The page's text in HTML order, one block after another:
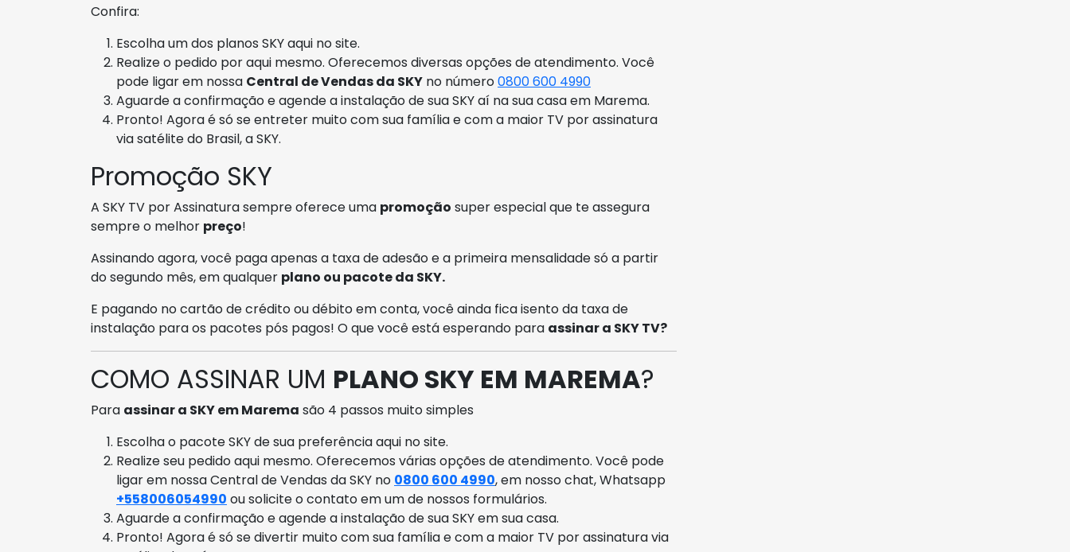
Confira:
Escolha um dos planos SKY aqui no site.
Realize o pedido por aqui mesmo. Oferecemos diversas opções de atendimento. Você
pode ligar em nossa Central de Vendas da SKY no número0800 600 4990
Aguarde a confirmação e agende a instalação de sua SKY aí na sua casa em Marema.
Pronto! Agora é só se entreter muito com sua família e com a maior TV por assinatura
via satélite do Brasil, a SKY.
Promoção SKY
A SKY TV por Assinatura sempre oferece uma promoção super especial que te assegura
sempre o melhor preço!
Assinando agora, você paga apenas a taxa de adesão e a primeira mensalidade só a partir
do segundo mês, em qualquer plano ou pacote da SKY.
E pagando no cartão de crédito ou débito em conta, você ainda fica isento da taxa de
instalação para os pacotes pós pagos! O que você está esperando para assinar a SKY TV?
COMO ASSINAR UM PLANO SKY EM MAREMA?
Para assinar a SKY em Marema são 4 passos muito simples
Escolha o pacote SKY de sua preferência aqui no site.
Realize seu pedido aqui mesmo. Oferecemos várias opções de atendimento. Você pode
ligar em nossa Central de Vendas da SKY no 0800 600 4990, em nosso chat, Whatsapp
+558006054990 ou solicite o contato em um de nossos formulários.
Aguarde a confirmação e agende a instalação de sua SKY em sua casa.
Pronto! Agora é só se divertir muito com sua família e com a maior TV por assinatura via